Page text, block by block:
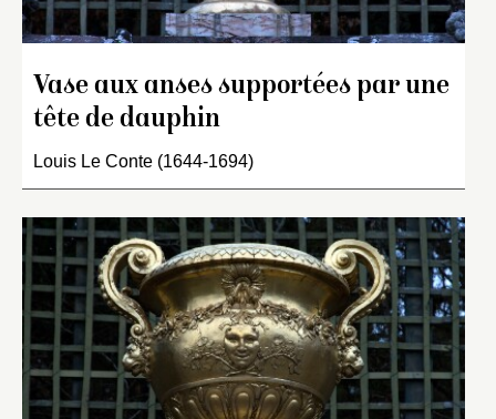
Vase aux anses supportées par une
tête de dauphin
Louis Le Conte (1644-1694)